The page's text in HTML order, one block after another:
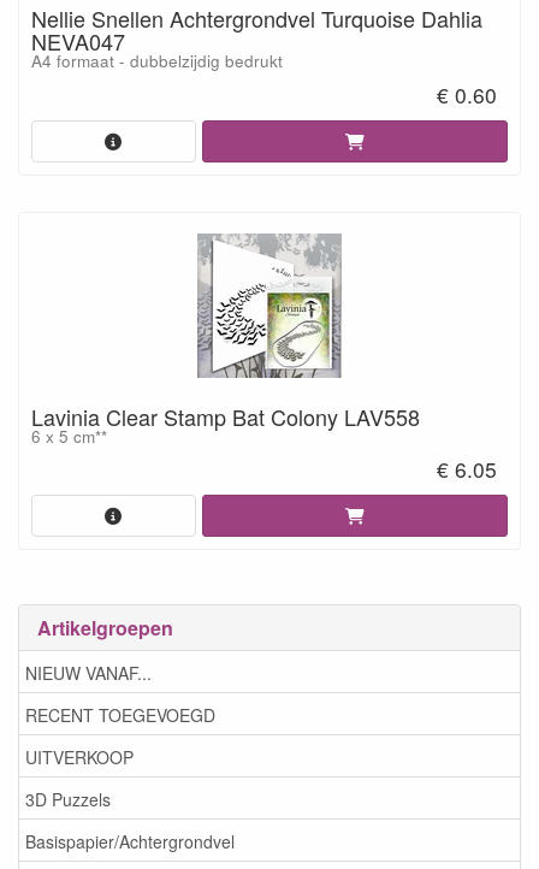
Artikelgroepen
NIEUW VANAF...
RECENT TOEGEVOEGD
UITVERKOOP
3D Puzzels
Basispapier/Achtergrondvel
Nellie Snellen Achtergrondvel Turquoise Dahlia
NEVA047
A4 formaat - dubbelzijdig bedrukt
€ 0.60
Lavinia Clear Stamp Bat Colony LAV558
6 x 5 cm**
€ 6.05